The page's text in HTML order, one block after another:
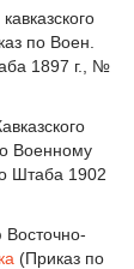
по Воен.
1897 г., №
Военному
Штаба 1902
Восточно-
(Приказ по